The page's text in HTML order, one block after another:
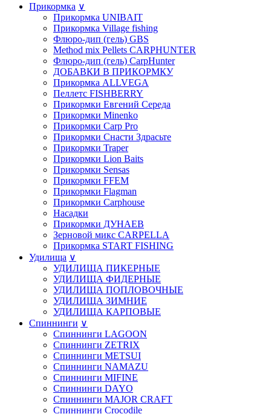
Прикормка ∨
Прикормка UNIBAIT
Прикормка Village fishing
Флюро-дип (гель) GBS
Method mix Pellets CARPHUNTER
Флюро-дип (гель) CarpHunter
ДОБАВКИ В ПРИКОРМКУ
Прикормка ALLVEGA
Пеллетс FISHBERRY
Прикормки Евгений Середа
Прикормки Minenko
Прикормки Carp Pro
Прикормки Снасти Здрасьте
Прикормки Traper
Прикормки Lion Baits
Прикормки Sensas
Прикормки FFEM
Прикормки Flagman
Прикормки Carphouse
Насадки
Прикормки ДУНАЕВ
Зерновой микс CARPELLA
Прикормка START FISHING
Удилища ∨
УДИЛИЩА ПИКЕРНЫЕ
УДИЛИЩА ФИДЕРНЫЕ
УДИЛИЩА ПОПЛОВОЧНЫЕ
УДИЛИЩА ЗИМНИЕ
УДИЛИЩА КАРПОВЫЕ
Спиннинги ∨
Спиннинги LAGOON
Спиннинги ZETRIX
Спиннинги METSUI
Спиннинги NAMAZU
Спиннинги MIFINE
Спиннинги DAYO
Спиннинги MAJOR CRAFT
Спиннинги Crocodile